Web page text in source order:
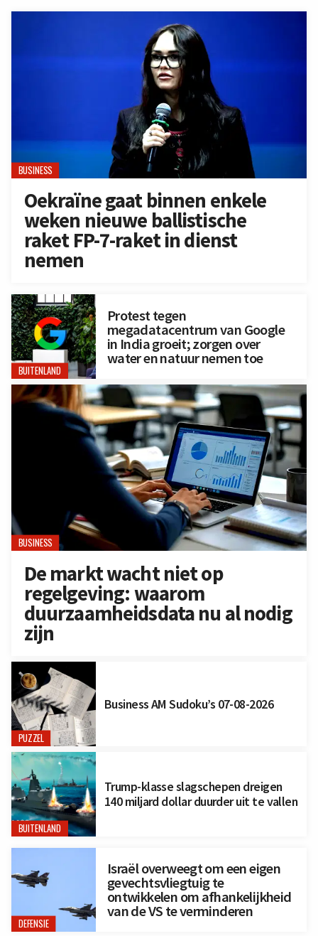
BUSINESS
Oekraïne gaat binnen enkele
weken nieuwe ballistische
raket FP-7-raket in dienst
nemen
BUITENLAND
Protest tegen
megadatacentrum van Google
in India groeit; zorgen over
water en natuur nemen toe
BUSINESS
De markt wacht niet op
regelgeving: waarom
duurzaamheidsdata nu al nodig
zijn
PUZZEL
Business AM Sudoku’s 07-08-2026
BUITENLAND
Trump-klasse slagschepen dreigen
140 miljard dollar duurder uit te vallen
DEFENSIE
Israël overweegt om een eigen
gevechtsvliegtuig te
ontwikkelen om afhankelijkheid
van de VS te verminderen